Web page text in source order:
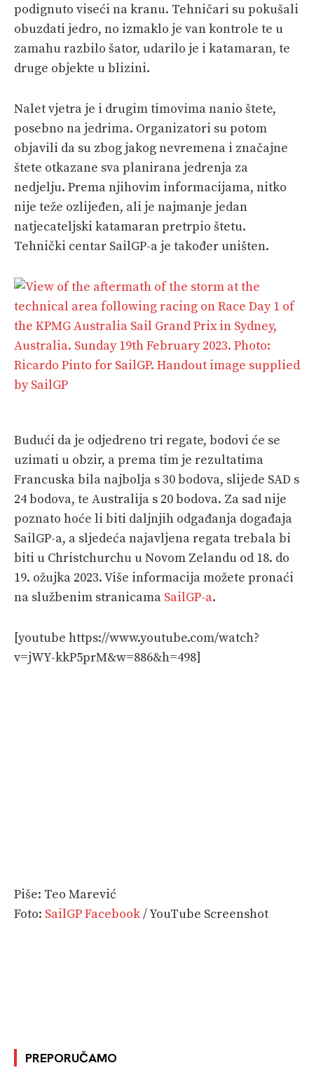
podignuto viseći na kranu. Tehničari su pokušali
obuzdati jedro, no izmaklo je van kontrole te u
zamahu razbilo šator, udarilo je i katamaran, te
druge objekte u blizini.
Nalet vjetra je i drugim timovima nanio štete,
posebno na jedrima. Organizatori su potom
objavili da su zbog jakog nevremena i značajne
štete otkazane sva planirana jedrenja za
nedjelju. Prema njihovim informacijama, nitko
nije teže ozlijeđen, ali je najmanje jedan
natjecateljski katamaran pretrpio štetu.
Tehnički centar SailGP-a je također uništen.
Budući da je odjedreno tri regate, bodovi će se
uzimati u obzir, a prema tim je rezultatima
Francuska bila najbolja s 30 bodova, slijede SAD s
24 bodova, te Australija s 20 bodova. Za sad nije
poznato hoće li biti daljnjih odgađanja događaja
SailGP-a, a sljedeća najavljena regata trebala bi
biti u Christchurchu u Novom Zelandu od 18. do
19. ožujka 2023. Više informacija možete pronaći
na službenim stranicama SailGP-a.
[youtube https://www.youtube.com/watch?
v=jWY-kkP5prM&w=886&h=498]
Piše: Teo Marević
Foto: SailGP Facebook/ YouTube Screenshot
PREPORUČAMO